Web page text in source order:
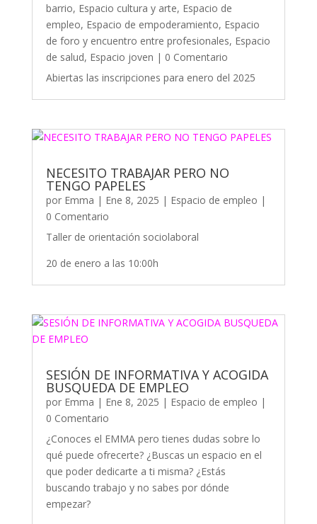
barrio, Espacio cultura y arte, Espacio de
empleo, Espacio de empoderamiento, Espacio
de foro y encuentro entre profesionales, Espacio
de salud, Espacio joven | 0 Comentario
Abiertas las inscripciones para enero del 2025
NECESITO TRABAJAR PERO NO
TENGO PAPELES
por Emma | Ene 8, 2025 | Espacio de empleo |
0 Comentario
Taller de orientación sociolaboral
20 de enero a las 10:00h
SESIÓN DE INFORMATIVA Y ACOGIDA
BUSQUEDA DE EMPLEO
por Emma | Ene 8, 2025 | Espacio de empleo |
0 Comentario
¿Conoces el EMMA pero tienes dudas sobre lo
qué puede ofrecerte? ¿Buscas un espacio en el
que poder dedicarte a ti misma? ¿Estás
buscando trabajo y no sabes por dónde
empezar?